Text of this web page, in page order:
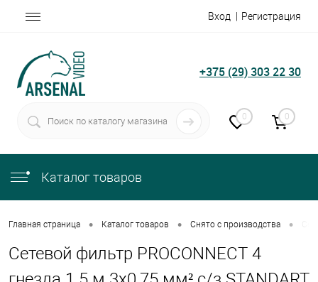
Вход Регистрация
+375 (29) 303 22 30
0 0
Каталог товаров
Главная страница • Каталог товаров • Снято с производства •
Сетевой фильтр PROCONNECT 4